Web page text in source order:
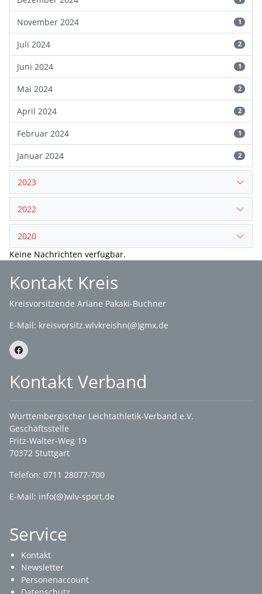
November 2024 1
Juli 2024 2
Juni 2024 1
Mai 2024 2
April 2024 2
Februar 2024 1
Januar 2024 2
2023
2022
2020
Keine Nachrichten verfügbar.
Kontakt Kreis
Kreisvorsitzende Ariane Pakaki-Buchner
E-Mail: kreisvorsitz.wlvkreishn(@)gmx.de
Kontakt Verband
Württembergischer Leichtathletik-Verband e.V.
Geschäftsstelle
Fritz-Walter-Weg 19
70372 Stuttgart
Telefon: 0711 28077-700
E-Mail: info(@)wlv-sport.de
Service
Kontakt
Newsletter
Personenaccount